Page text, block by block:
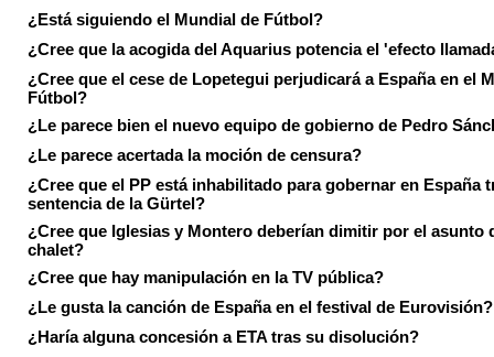
¿Está siguiendo el Mundial de Fútbol?
¿Cree que la acogida del Aquarius potencia el 'efecto
¿Cree que el cese de Lopetegui perjudicará a España en el
Fútbol?
¿Le parece bien el nuevo equipo de gobierno de Pedro
¿Le parece acertada la moción de censura?
¿Cree que el PP está inhabilitado para gobernar en España
sentencia de la Gürtel?
¿Cree que Iglesias y Montero deberían dimitir por el asunto
chalet?
¿Cree que hay manipulación en la TV pública?
¿Le gusta la canción de España en el festival de Eurovisión?
¿Haría alguna concesión a ETA tras su disolución?